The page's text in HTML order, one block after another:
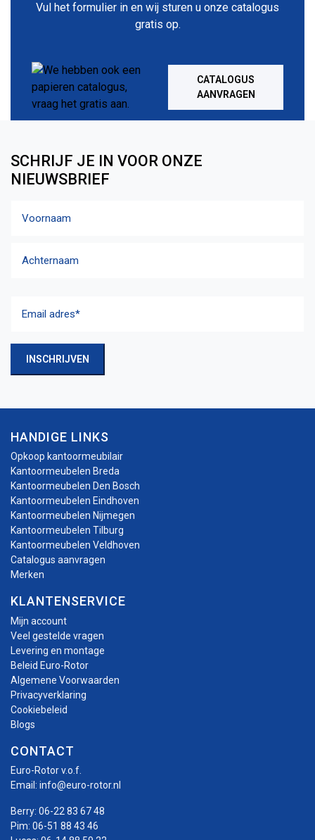
Vul het formulier in en wij sturen u onze catalogus
gratis op.
CATALOGUS
AANVRAGEN
SCHRIJF JE IN VOOR ONZE
NIEUWSBRIEF
adres(Vereist)
INSCHRIJVEN
HANDIGE LINKS
Opkoop kantoormeubilair
Kantoormeubelen Breda
Kantoormeubelen Den Bosch
Kantoormeubelen Eindhoven
Kantoormeubelen Nijmegen
Kantoormeubelen Tilburg
Kantoormeubelen Veldhoven
Catalogus aanvragen
Merken
KLANTENSERVICE
Mijn account
Veel gestelde vragen
Levering en montage
Beleid Euro-Rotor
Algemene Voorwaarden
Privacyverklaring
Cookiebeleid
Blogs
CONTACT
Euro-Rotor v.o.f.
Email: info@euro-rotor.nl
Berry: 06-22 83 67 48
Pim: 06-51 88 43 46